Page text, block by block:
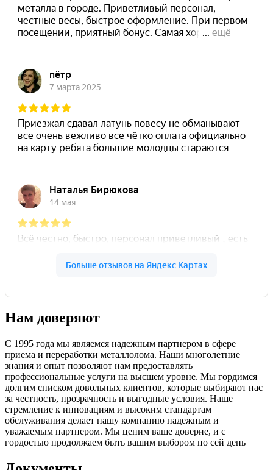
Нам доверяют
С 1995 года мы являемся надежным партнером в сфере
приема и переработки металлолома. Наши многолетние
знания и опыт позволяют нам предоставлять
профессиональные услуги на высшем уровне. Мы гордимся
долгим списком довольных клиентов, которые выбирают нас
за честность, прозрачность и выгодные условия. Наше
стремление к инновациям и высоким стандартам
обслуживания делает нашу компанию надежным и
уважаемым партнером. Мы ценим ваше доверие, и с
гордостью продолжаем быть вашим выбором по сей день